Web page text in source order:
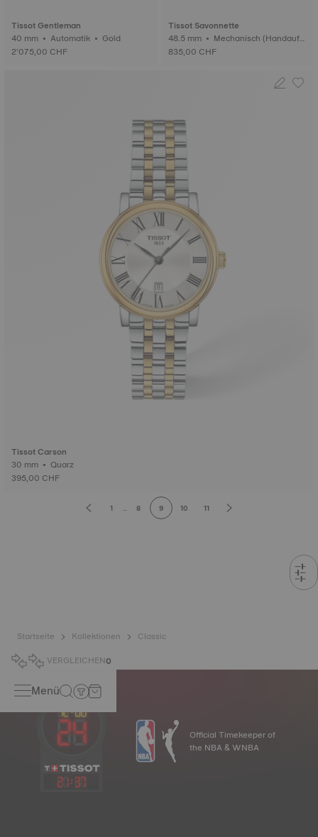
Tissot Gentleman
40 mm • Automatik • Gold
2’075,00 CHF
Tissot Savonnette
48.5 mm • Mechanisch (Handaufz
ug)
835,00 CHF
Tissot Carson
30 mm • Quarz
395,00 CHF
1 ... 8 9 10 11
Startseite Kollektionen
Classic
VERGLEICHEN0
Menü
21: 37
Official Timekeeper of
the NBA & WNBA